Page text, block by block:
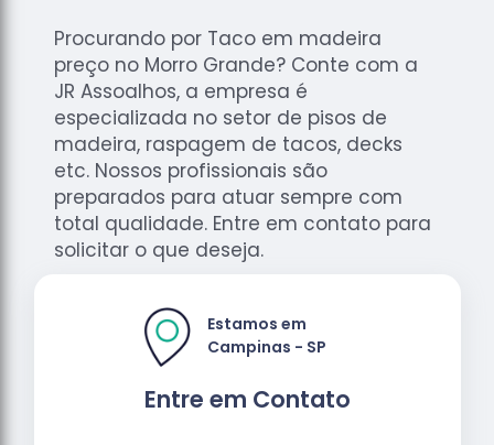
Tacos de
Madeiras
Procurando por Taco em madeira
preço no Morro Grande? Conte com a
JR Assoalhos, a empresa é
especializada no setor de pisos de
madeira, raspagem de tacos, decks
etc. Nossos profissionais são
preparados para atuar sempre com
total qualidade. Entre em contato para
solicitar o que deseja.
Entre em Contato
Estamos em
Campinas - SP